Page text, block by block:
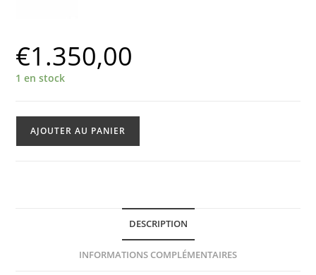
€1.350,00
1 en stock
AJOUTER AU PANIER
DESCRIPTION
INFORMATIONS COMPLÉMENTAIRES